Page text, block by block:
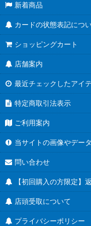
新着商品
カードの状態表記につ
ショッピングカート
店舗案内
最近チェックしたアイ
特定商取引法表示
ご利用案内
当サイトの画像やデー
問い合わせ
【初回購入の方限定】
店頭受取について
プライバシーポリシー